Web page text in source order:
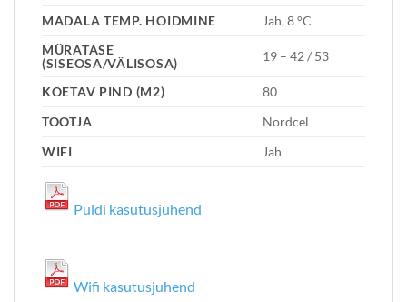
MADALA TEMP. HOIDMINE
Jah, 8 °C
MÜRATASE
(SISEOSA/VÄLISOSA)
19 – 42 / 53
KÖETAV PIND (M2)
80
TOOTJA
Nordcel
WIFI
Jah
Puldi kasutusjuhend
Wifi kasutusjuhend